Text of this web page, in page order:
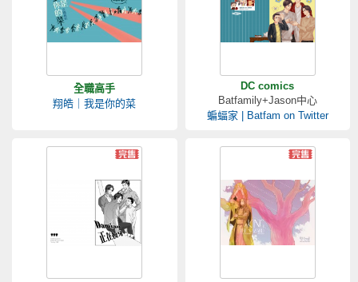
全職高手
翔皓｜我是你的菜
DC comics
Batfamily+Jason中心
蝙蝠家 | Batfam on Twitter